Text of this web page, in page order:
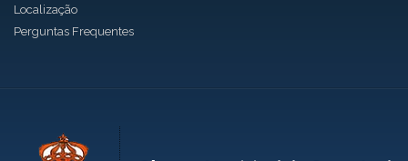
Localização
Perguntas Frequentes